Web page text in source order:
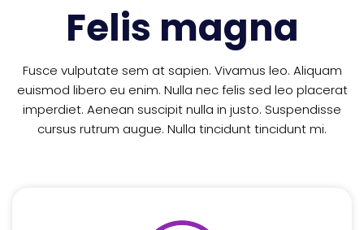
Felis magna
Fusce vulputate sem at sapien. Vivamus leo. Aliquam
euismod libero eu enim. Nulla nec felis sed leo placerat
imperdiet. Aenean suscipit nulla in justo. Suspendisse
cursus rutrum augue. Nulla tincidunt tincidunt mi.